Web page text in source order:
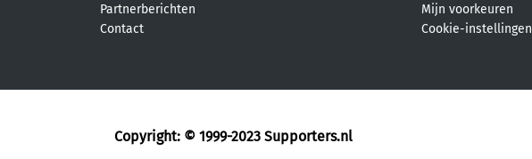
Partnerberichten
Contact
Mijn voorkeuren
Cookie-instellingen
Copyright: © 1999-2023 Supporters.nl